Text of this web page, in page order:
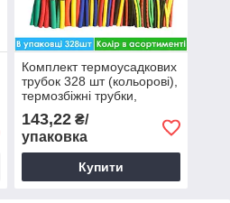
Комплект термоусадкових
трубок 328 шт (кольорові),
термозбіжні трубки,
термозбіжні трубки набір
143,22₴/
упаковка
Купити